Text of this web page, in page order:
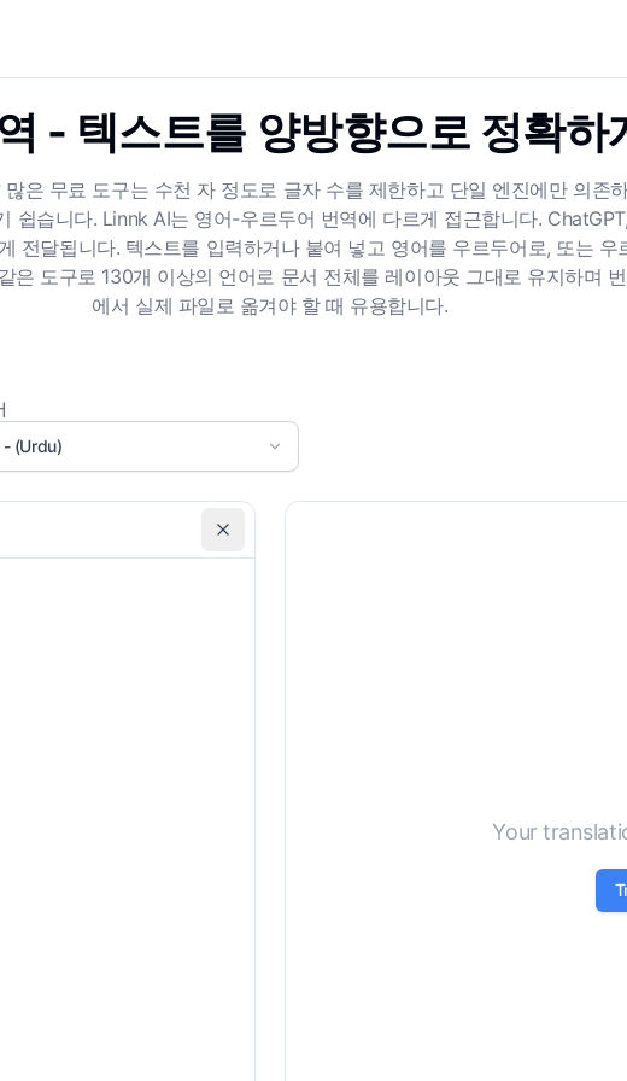
- 텍스트를 양방향으로 정확하
은 무료 도구는 수천 자 정도로 글자 수를 제한하고 단일 엔진에만 의존
쉽습니다. Linnk AI는 영어-우르두어 번역에 다르게 접근합니다.
전달됩니다. 텍스트를 입력하거나 붙여 넣고 영어를 우르두어로, 또는
은 도구로 130개 이상의 언어로 문서 전체를 레이아웃 그대로 유지하며
에서 실제 파일로 옮겨야 할 때 유용합니다.
اردو - (Urdu)
Your